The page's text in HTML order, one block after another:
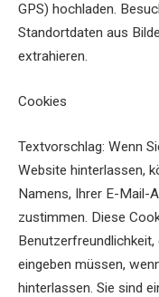
GPS) hochladen.
Standortdaten aus
extrahieren.
Cookies
Textvorschlag: Wenn
Website hinterlassen,
Namens, Ihrer E-Mail-
zustimmen. Diese
eingeben müssen,
hinterlassen. Sie sind